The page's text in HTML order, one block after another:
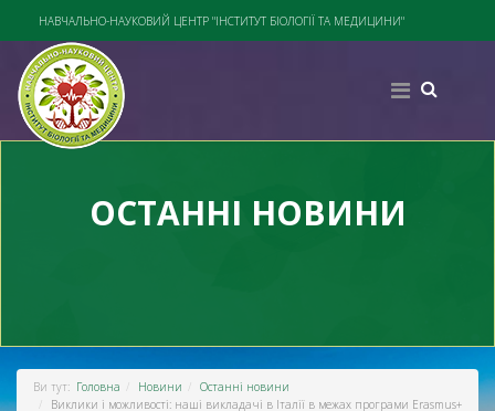
НАВЧАЛЬНО-НАУКОВИЙ ЦЕНТР "ІНСТИТУТ БІОЛОГІЇ ТА МЕДИЦИНИ"
ОСТАННІ НОВИНИ
Ви тут: Головна Новини
Останні новини
Виклики і можливості: наші викладачі в Італії в межах програми Erasmus+